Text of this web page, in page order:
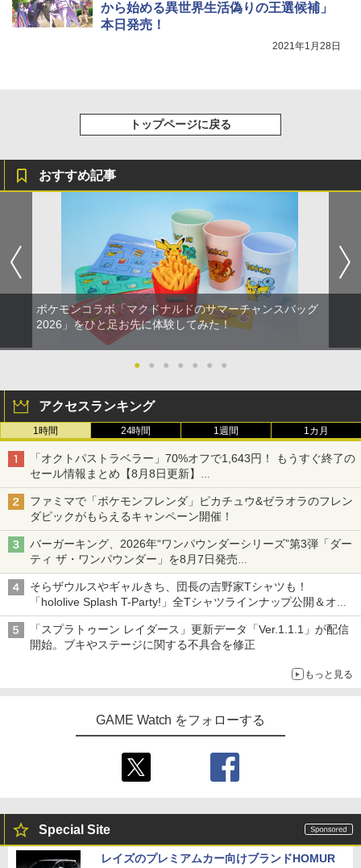
から始める異世界生活偽りの王選候補」
本日発売！
2021年1月28日
トップページに戻る
おすすめ記事
ポケモンコラボ「マクドナルドのサマーチャンスバッグ
2026」をひと足お先に体験してみた！
● ● ● ● ● ● ●
アクセスランキング
1時間 24時間 1週間 1カ月
「オクトパストラベラー」70%オフで1,643円！ もうすぐ終了の
セール情報まとめ【8月8日更新】
ニンテンドーeショップでは「大神 絶景版」が67%オフで990円
ファミマで「ポケモンフレンダ」ピカチュウ&ゼラオラのフレン
ダピックがもらえるキャンペーン開催！
バーガーキング、2026年“ワンパウンダーシリーズ”第3弾「ダー
ティ ザ・ワンパウンダー」を8月7日発売
「特製ガーリックマヨソース」を使用した超大型チーズバーガー
そらザウルスやギャルきち、団長の吉野家Tシャツも！
「hololive Splash T-Party!」全Tシャツラインナップ公開＆オン
ライン販売開始
「スプラトゥーン レイダース」更新データ「Ver.1.1.1」が配信
開始。ブキやステージに関する不具合を修正
もっと見る
GAME Watch をフォローする
Special Site
レイズのプレミアムカー向けブランドHOMUR